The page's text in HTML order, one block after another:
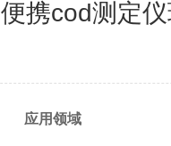
便携cod测定
应用领域